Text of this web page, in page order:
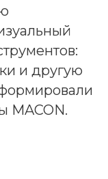
и другую
MACON.